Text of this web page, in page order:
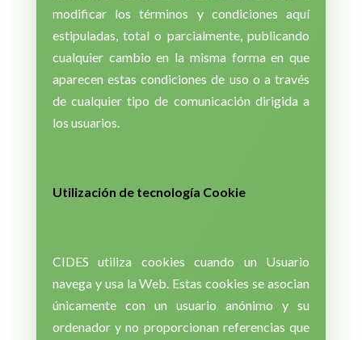
modificar los términos y condiciones aquí
estipuladas, total o parcialmente, publicando
cualquier cambio en la misma forma en que
aparecen estas condiciones de uso o a través
de cualquier tipo de comunicación dirigida a
los usuarios.
Utilización de tecnología Cookie
CIDES utiliza cookies cuando un Usuario
navega y usa la Web. Estas cookies se asocian
únicamente con un usuario anónimo y su
ordenador y no proporcionan referencias que